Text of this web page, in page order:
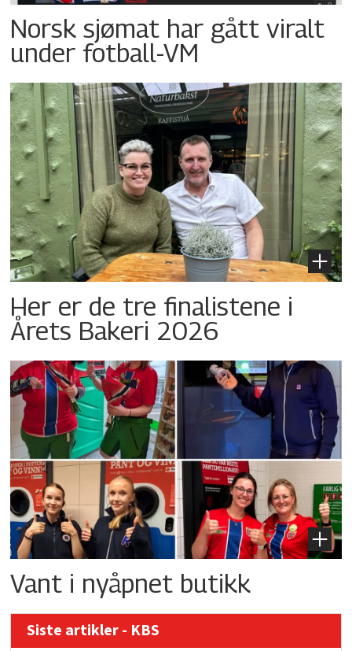
Norsk sjømat har gått viralt
under fotball-VM
Her er de tre finalistene i
Årets Bakeri 2026
Vant i nyåpnet butikk
Siste artikler - KBS